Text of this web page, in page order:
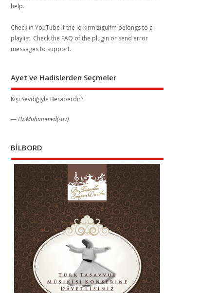
help.
Check in YouTube if the id kirmizigulfm belongs to a
playlist. Check the FAQ of the plugin or send error
messages to support.
Ayet ve Hadislerden Seçmeler
Kişi Sevdiğiyle Beraberdir?
—Hz.Muhammed(sav)
BİLBORD